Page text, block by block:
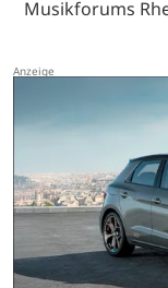
Musikforums